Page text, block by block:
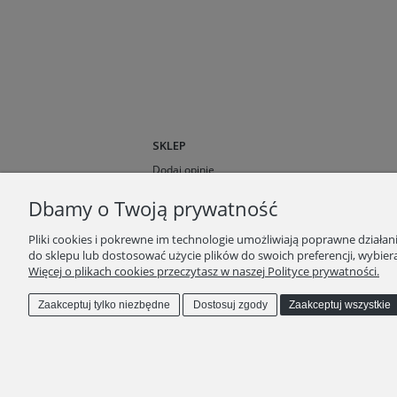
SKLEP
Dodaj opinie
Opinie klientów
Blog
Dbamy o Twoją prywatność
Pliki cookies i pokrewne im technologie umożliwiają poprawne
do sklepu lub dostosować użycie plików do swoich preferencji,
Więcej o plikach cookies przeczytasz w naszej Polityce prywatności.
Zaakceptuj tylko niezbędne Dostosuj zgody Zaakceptuj wszystkie